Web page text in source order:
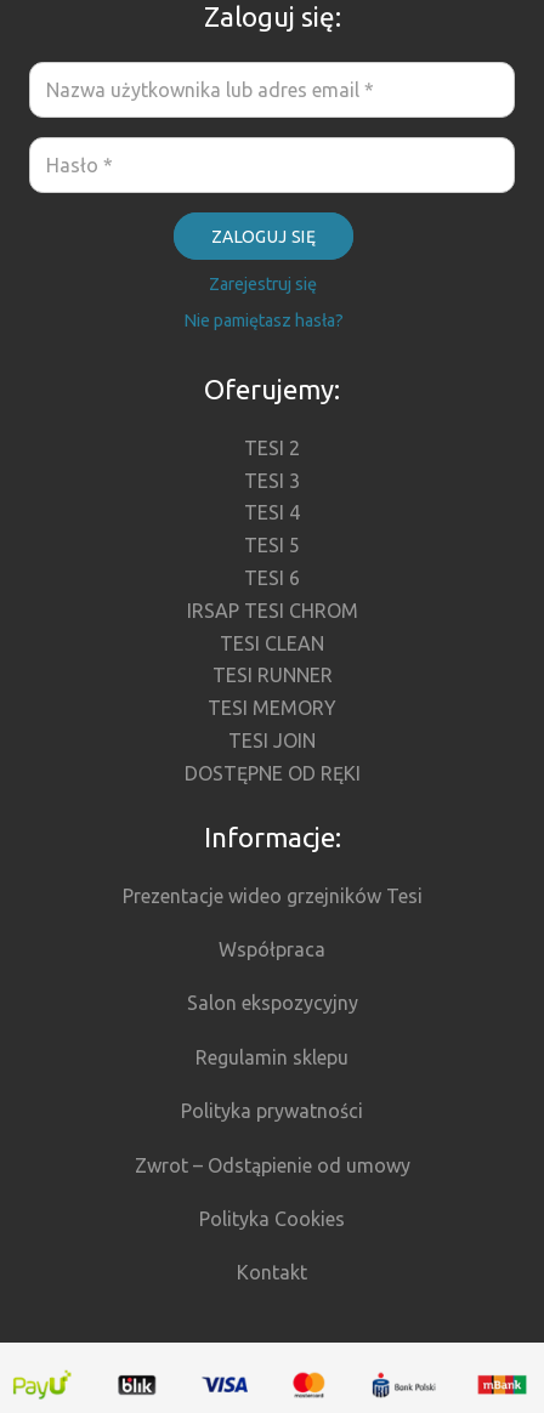
Zaloguj się:
ZALOGUJ SIĘ
Zarejestruj się
Nie pamiętasz hasła?
Oferujemy:
TESI 2
TESI 3
TESI 4
TESI 5
TESI 6
IRSAP TESI CHROM
TESI CLEAN
TESI RUNNER
TESI MEMORY
TESI JOIN
DOSTĘPNE OD RĘKI
Informacje:
Prezentacje wideo grzejników Tesi
Współpraca
Salon ekspozycyjny
Regulamin sklepu
Polityka prywatności
Zwrot – Odstąpienie od umowy
Polityka Cookies
Kontakt